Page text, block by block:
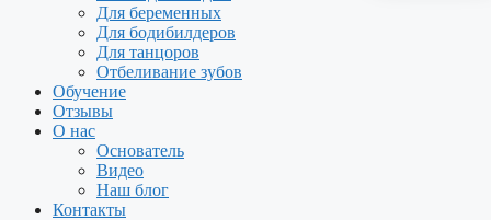
Для беременных
Для бодибилдеров
Для танцоров
Отбеливание зубов
Обучение
Отзывы
О нас
Основатель
Видео
Наш блог
Контакты